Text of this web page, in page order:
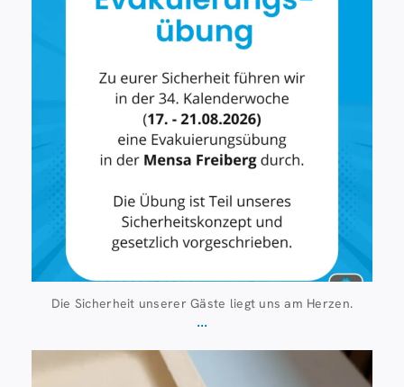
Die Sicherheit unserer Gäste liegt uns am Herzen.
...
Juli 23
224